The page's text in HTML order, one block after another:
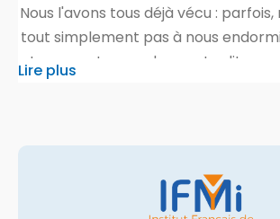
Nous l'avons tous déjà vécu :
tout simplement pas à nous
et on se retourne dans notre lit, nous
à trouver une position de sommeil
Lire plus